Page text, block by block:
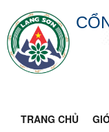
TRANG CHỦ